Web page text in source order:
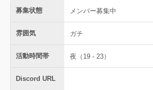
募集状態 メンバー募集中
雰囲気 ガチ
活動時間帯 夜（19 - 23）
Discord URL